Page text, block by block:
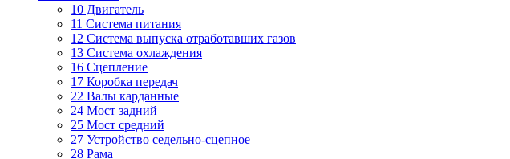
10 Двигатель
11 Система питания
12 Система выпуска отработавших газов
13 Система охлаждения
16 Сцепление
17 Коробка передач
22 Валы карданные
24 Мост задний
25 Мост средний
27 Устройство седельно-сцепное
28 Рама